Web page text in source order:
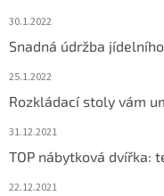
30.1.2022
Snadná údržba
25.1.2022
Rozkládací stoly vám
31.12.2021
TOP nábytková dvířka:
22.12.2021